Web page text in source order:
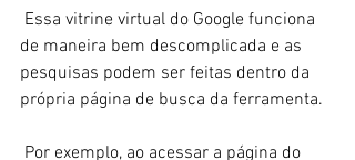
de maneira bem descomplicada e as
pesquisas podem ser feitas dentro da
própria página de busca da ferramenta.